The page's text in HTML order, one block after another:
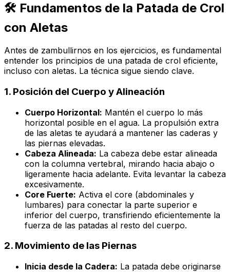
🛠️ Fundamentos de la Patada de Crol
con Aletas
Antes de zambullirnos en los ejercicios, es fundamental
entender los principios de una patada de crol eficiente,
incluso con aletas. La técnica sigue siendo clave.
1. Posición del Cuerpo y Alineación
Cuerpo Horizontal: Mantén el cuerpo lo más
horizontal posible en el agua. La propulsión extra
de las aletas te ayudará a mantener las caderas y
las piernas elevadas.
Cabeza Alineada: La cabeza debe estar alineada
con la columna vertebral, mirando hacia abajo o
ligeramente hacia adelante. Evita levantar la cabeza
excesivamente.
Core Fuerte: Activa el core (abdominales y
lumbares) para conectar la parte superior e
inferior del cuerpo, transfiriendo eficientemente la
fuerza de las patadas al resto del cuerpo.
2. Movimiento de las Piernas
Inicia desde la Cadera: La patada debe originarse